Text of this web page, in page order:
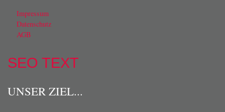
Impressum
Datenschutz
AGB
SEO TEXT
UNSER ZIEL...